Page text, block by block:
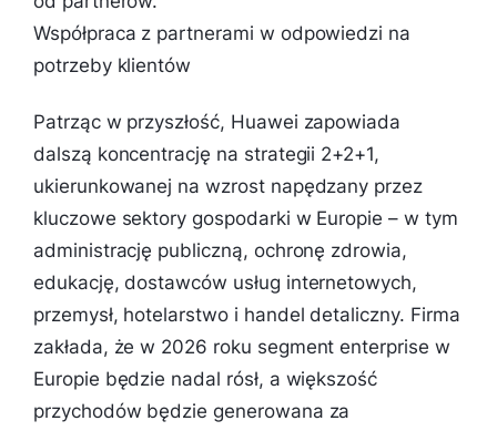
Współpraca z partnerami w odpowiedzi na
potrzeby klientów
Patrząc w przyszłość, Huawei zapowiada
dalszą koncentrację na strategii 2+2+1,
ukierunkowanej na wzrost napędzany przez
kluczowe sektory gospodarki w Europie – w tym
administrację publiczną, ochronę zdrowia,
edukację, dostawców usług internetowych,
przemysł, hotelarstwo i handel detaliczny. Firma
zakłada, że w 2026 roku segment enterprise w
Europie będzie nadal rósł, a większość
przychodów będzie generowana za